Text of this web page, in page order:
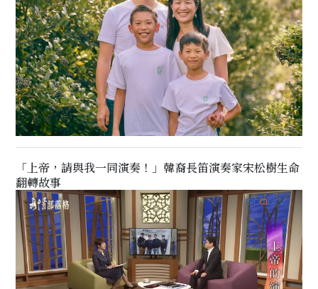
「上帝，請與我一同演奏！」韓裔長笛演奏家宋松樹生命
翻轉故事